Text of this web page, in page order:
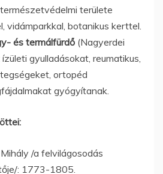
területe
vidámparkkal, botanikus kerttel.
és termálfürdő (Nagyerdei
gyulladásokat, reumatikus,
ortopéd
gyógyítanak.
/a felvilágosodás
: 1773-1805.